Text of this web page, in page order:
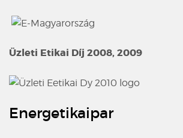
Üzleti Etikai Díj 2008, 2009
Energetikaipar